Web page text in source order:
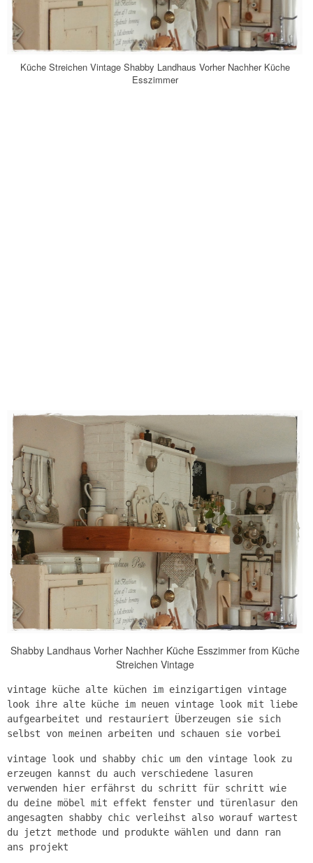
Küche Streichen Vintage Shabby Landhaus Vorher Nachher Küche
Esszimmer
Shabby Landhaus Vorher Nachher Küche Esszimmer from Küche
Streichen Vintage
vintage küche alte küchen im einzigartigen vintage
look ihre alte küche im neuen vintage look mit liebe
aufgearbeitet und restauriert Überzeugen sie sich
selbst von meinen arbeiten und schauen sie vorbei
vintage look und shabby chic um den vintage look zu
erzeugen kannst du auch verschiedene lasuren
verwenden hier erfährst du schritt für schritt wie
du deine möbel mit effekt fenster und türenlasur den
angesagten shabby chic verleihst also worauf wartest
du jetzt methode und produkte wählen und dann ran
ans projekt